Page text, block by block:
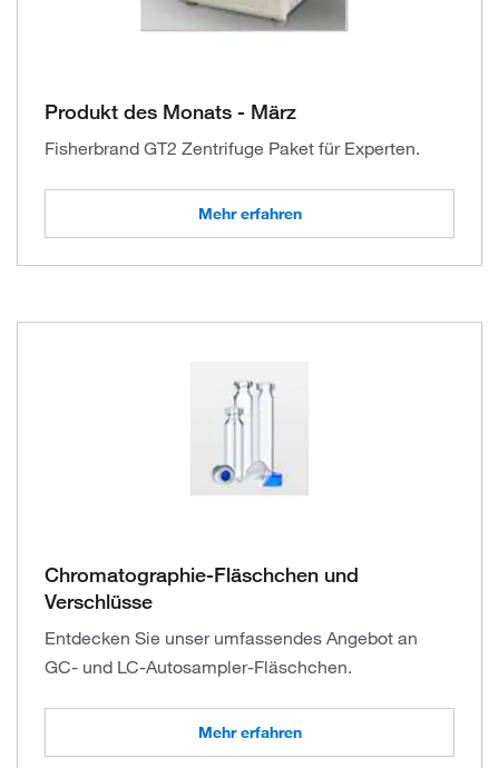
Produkt des Monats - März
Fisherbrand GT2 Zentrifuge Paket für Experten.
Mehr erfahren
Chromatographie-Fläschchen und
Verschlüsse
Entdecken Sie unser umfassendes Angebot an
GC- und LC-Autosampler-Fläschchen.
Mehr erfahren